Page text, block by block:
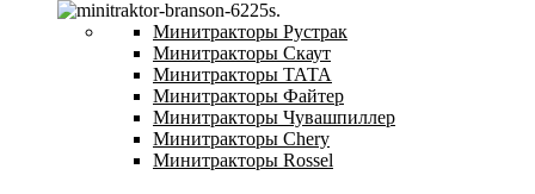
Минитракторы Рустрак
Минитракторы Скаут
Минитракторы ТАТА
Минитракторы Файтер
Минитракторы Чувашпиллер
Минитракторы Chery
Минитракторы Rossel